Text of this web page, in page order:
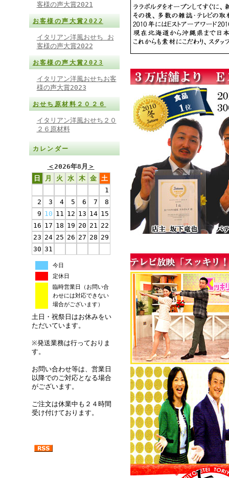
客様の声大賞2021
お客様の声大賞2022
イタリアン洋風おせち お
客様の声大賞2022
お客様の声大賞2023
イタリアン洋風おせちお客
様の声大賞2023
おせち原材料２０２６
イタリアン洋風おせち２０
２６原材料
カレンダー
＜2026年8月 ＞
日
月 火 水 木 金 土
1
2
3 4 5 6 7
8
9 10 11 12 13 14 15
16 17 18 19 20 21 22
23 24 25 26 27 28 29
30 31
今日
定休日
臨時営業日（お問い合
わせには対応できない
場合がございます）
土日・祝祭日はお休みをい
ただいています。
※発送業務は行っておりま
す。
お問い合わせ等は、営業日
以降でのご対応となる場合
がございます。
ご注文は休業中も２４時間
受け付けております。